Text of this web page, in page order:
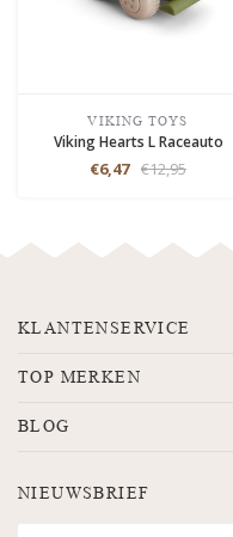
VIKING TOYS
Viking Hearts L Raceauto
€6,47 €12,95
KLANTENSERVICE
TOP MERKEN
BLOG
NIEUWSBRIEF